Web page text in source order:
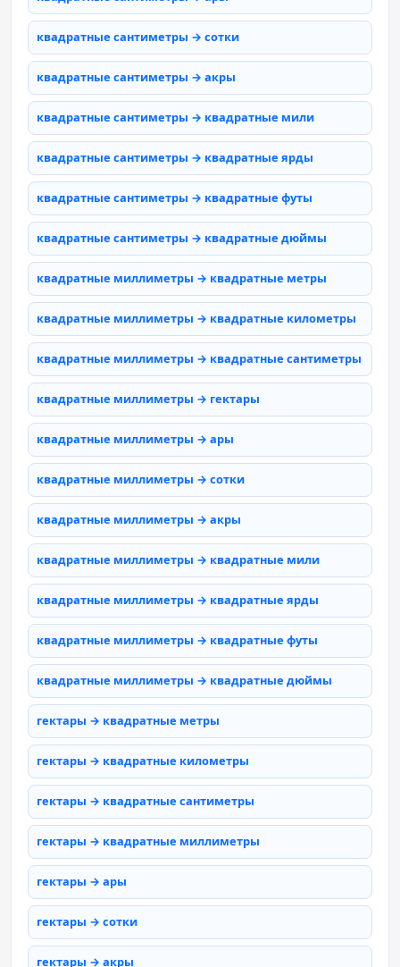
квадратные сантиметры → сотки
квадратные сантиметры → акры
квадратные сантиметры → квадратные мили
квадратные сантиметры → квадратные ярды
квадратные сантиметры → квадратные футы
квадратные сантиметры → квадратные дюймы
квадратные миллиметры → квадратные метры
квадратные миллиметры → квадратные километры
квадратные миллиметры → квадратные сантиметры
квадратные миллиметры → гектары
квадратные миллиметры → ары
квадратные миллиметры → сотки
квадратные миллиметры → акры
квадратные миллиметры → квадратные мили
квадратные миллиметры → квадратные ярды
квадратные миллиметры → квадратные футы
квадратные миллиметры → квадратные дюймы
гектары → квадратные метры
гектары → квадратные километры
гектары → квадратные сантиметры
гектары → квадратные миллиметры
гектары → ары
гектары → сотки
гектары → акры